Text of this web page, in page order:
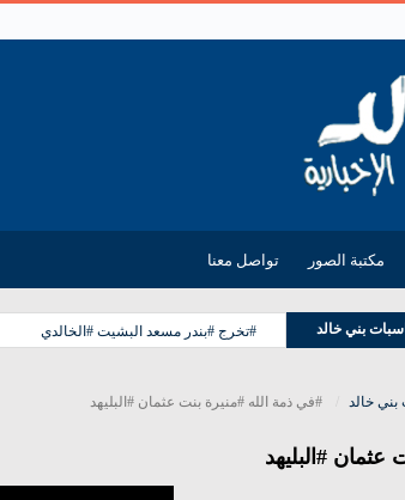
مكتبة الصور تواصل معنا
بني خالد #تخرج #بندر مسعد البشيت #الخالدي
بني خالد #في ذمة الله #منيرة بنت عثمان #البليهد
#البليهد